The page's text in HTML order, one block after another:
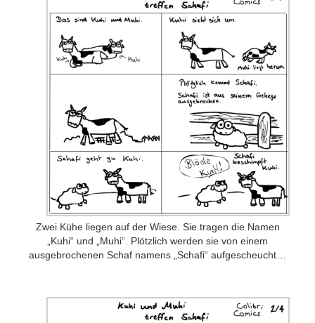
Bluesky
Instagram
Merch
Redbubble
Spreadshirt
Unterstützen
Kaffee ausgeben
Steady
Zwei Kühe liegen auf der Wiese. Sie tragen die Namen
„Kuhi“ und „Muhi“. Plötzlich werden sie von einem
ausgebrochenen Schaf namens „Schafi“ aufgescheucht…